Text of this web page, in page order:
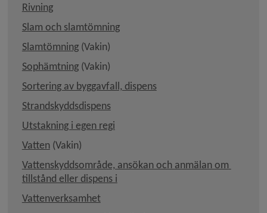
Rivning
Slam och slamtömning
SlamtömningLänk till annan webbplats, öppnas i nytt
(Vakin)
SophämtningLänk till annan webbplats, öppnas i nytt
(Vakin)
Sortering av byggavfall, dispens
Strandskyddsdispens
Utstakning i egen regi
VattenLänk till annan webbplats, öppnas i nytt fönster.
(Vakin)
Vattenskyddsområde, ansökan och anmälan om
tillstånd eller dispens i
Vattenverksamhet